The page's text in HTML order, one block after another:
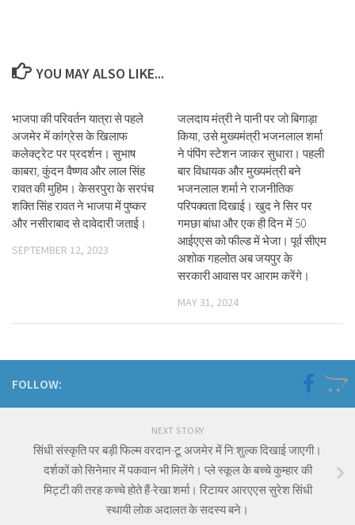
YOU MAY ALSO LIKE...
भाजपा की परिवर्तन यात्रा से पहले
अजमेर में कांग्रेस के खिलाफ
कलेक्ट्रेट पर प्रदर्शन। सुभाष
काबरा, कुंदन वैष्णव और लाल सिंह
रावत की मुहिम। केसरपुरा के सरपंच
शक्ति सिंह रावत ने भाजपा में पुष्कर
और नसीराबाद से दावेदारी जताई।
SEPTEMBER 12, 2023
जलदाय मंत्री ने पानी पर जो बिगाड़ा
किया, उसे मुख्यमंत्री भजनलाल शर्मा
ने पंपिंग स्टेशन जाकर सुधारा। पहली
बार विधायक और मुख्यमंत्री बने
भजनलाल शर्मा ने राजनीतिक
परिपक्वता दिखाई। खुद ने सिर पर
गमछा बांधा और एक ही दिन में 50
आईएएस को फील्ड में भेजा। पूर्व सीएम
अशोक गहलोत अब जयपुर के
सरकारी आवास पर आराम करेंगे।
MAY 31, 2024
FOLLOW:
NEXT STORY
सिंधी संस्कृति पर बड़ी फिल्म वरदान-टू अजमेर में नि:शुल्क दिखाई जाएगी।
दर्शकों को सिनेमार में पकवान भी मिलेंगे। प्ले स्कूल के बच्चे कुम्हार की
मिट्टी की तरह कच्चे होते हैं-रेखा शर्मा। रिटायर आरएएस सुरेश सिंधी
स्थायी लोक अदालत के सदस्य बने।